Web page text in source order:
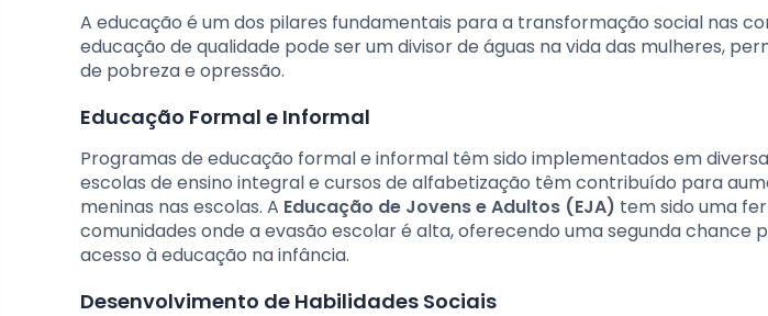
A educação é um dos pilares fundamentais para a transformação social nas
educação de qualidade pode ser um divisor de águas na vida das mulheres,
de pobreza e opressão.
Educação Formal e Informal
Programas de educação formal e informal têm sido implementados em
escolas de ensino integral e cursos de alfabetização têm contribuído para
meninas nas escolas. A Educação de Jovens e Adultos (EJA) tem sido uma
comunidades onde a evasão escolar é alta, oferecendo uma segunda chance
acesso à educação na infância.
Desenvolvimento de Habilidades Sociais